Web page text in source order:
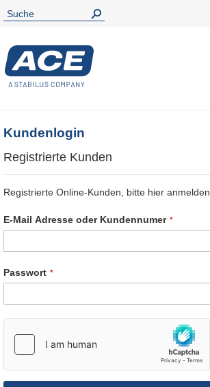
Kundenlogin
Registrierte Kunden
Registrierte Online-Kunden, bitte hier anmelden.
E-Mail Adresse oder Kundennumer
Passwort